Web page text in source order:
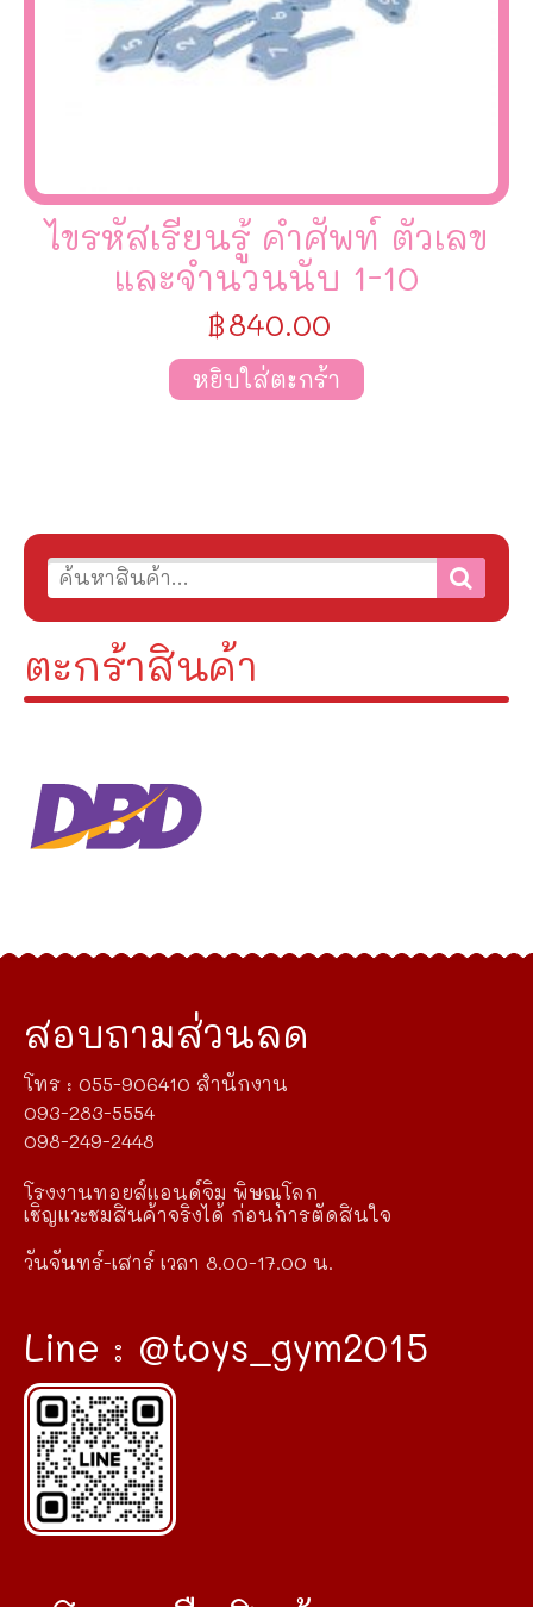
ตะกร้าสินค้า
ไขรหัสเรียนรู้ คำศัพท์ ตัวเลข
และจำนวนนับ 1-10
฿840.00
หยิบใส่ตะกร้า
สอบถามส่วนลด
โทร : 055-906410 สำนักงาน
093-283-5554
098-249-2448
โรงงานทอยส์แอนด์จิม พิษณุโลก
เชิญแวะชมสินค้าจริงได้ ก่อนการตัดสินใจ
วันจันทร์-เสาร์ เวลา 8.00-17.00 น.
Line : @toys_gym2015